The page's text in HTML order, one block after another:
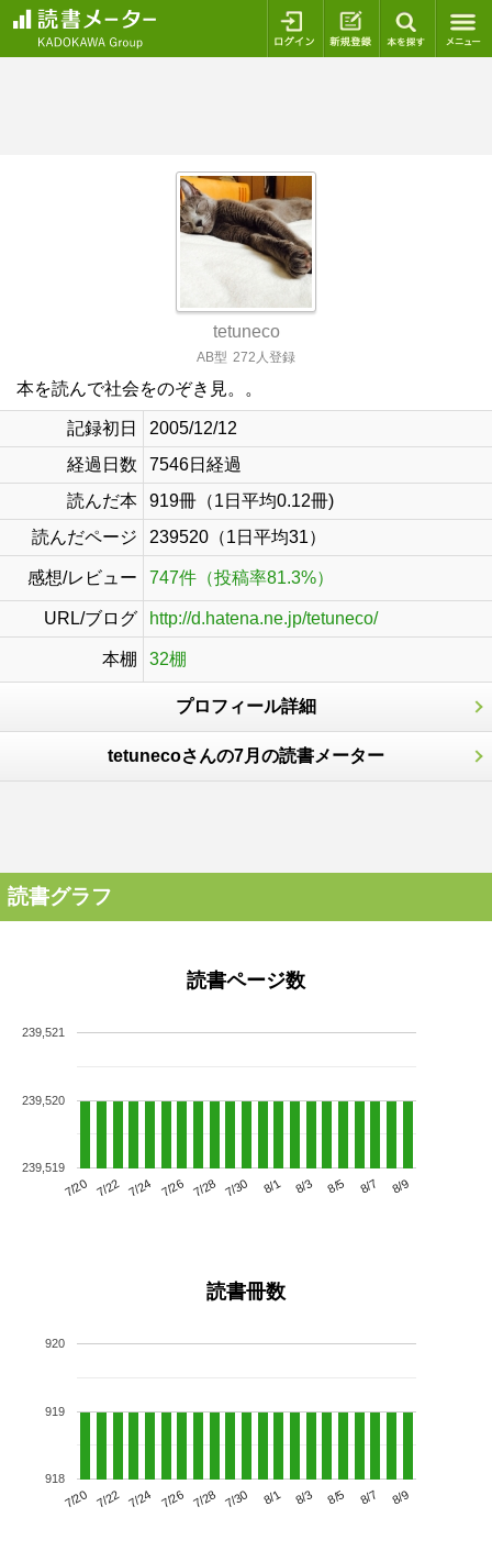
ログイン 新規登録
tetuneco
AB型 272人登録
本を読んで社会をのぞき見。。
記録初日
2005/12/12
経過日数
7546日経過
読んだ本
919冊（1日平均0.12冊)
読んだページ
239520（1日平均31）
感想/レビュー 747件（投稿率81.3%）
URL/ブログ http://d.hatena.ne.jp/tetuneco/
本棚 32棚
プロフィール詳細
tetunecoさんの7月の読書メーター
読書グラフ
読書ページ数
7/20 7/22 7/24 7/26 7/28 7/30 8/1 8/3 8/5 8/7 8/9
239,519
239,520
239,521
読書冊数
7/20 7/22 7/24 7/26 7/28 7/30 8/1 8/3 8/5 8/7 8/9
918
919
920